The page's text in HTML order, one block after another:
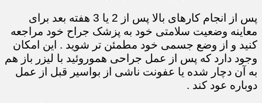
پس از انجام کارهای بالا پس از 2 یا 3 هفته بعد برای
معاینه وضعیت سلامتی خود به پزشک جراح خود مراجعه
کنید و از وضع جسمی خود مطمئن تر شوید . این امکان
وجود دارد که پس از عمل جراحی هموروئید با لیزر باز هم
به آن دچار شده یا عفونت ناشی از بواسیر قبل از عمل
دوباره عود کند .